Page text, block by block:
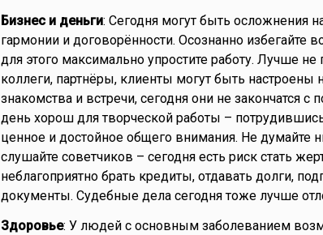
Бизнес и деньги: Сегодня могут быть осложнения
гармонии и договорённости. Осознанно избегайте
для этого максимально упростите работу. Лучше не
коллеги, партнёры, клиенты могут быть
знакомства и встречи, сегодня они не закончатся с
день хорош для творческой работы –
ценное и достойное общего внимания. Не думайте
слушайте советчиков – сегодня есть риск стать
неблагоприятно брать кредиты, отдавать долги,
документы. Судебные дела сегодня тоже лучше
Здоровье: У людей с основным заболеванием